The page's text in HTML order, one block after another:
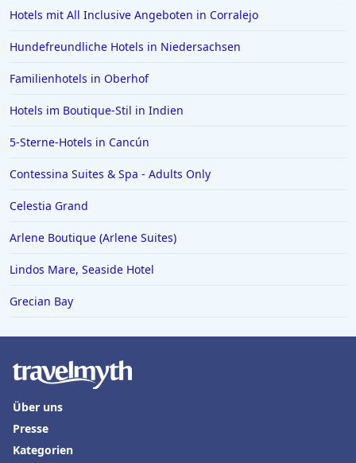
Hotels auf Ibiza
Hotels in Stralsund
Hotels in Warendorf
Hotels in Paderborn
Hotels in Hohenlohe
Hotels in Sankt Anton im Montafon
Hotels in Miami
Hotels in Lugano
Hotels in Friedrichshafen
Hotels mit All Inclusive Angeboten in Corralejo
Hundefreundliche Hotels in Niedersachsen
Familienhotels in Oberhof
Hotels im Boutique-Stil in Indien
5-Sterne-Hotels in Cancún
Contessina Suites & Spa - Adults Only
Celestia Grand
Arlene Boutique (Arlene Suites)
Lindos Mare, Seaside Hotel
Grecian Bay
Über uns
Presse
Kategorien